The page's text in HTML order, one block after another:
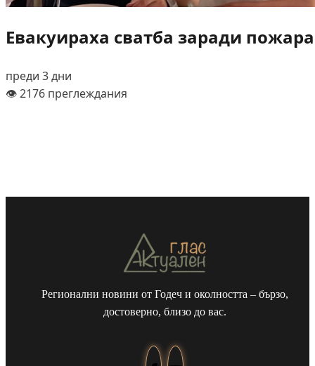
Евакуираха сватба заради
преди 3 дни
👁️ 2176 преглеждания
Регионални новини от Годеч и околността – бързо,
достоверно, близо до вас.